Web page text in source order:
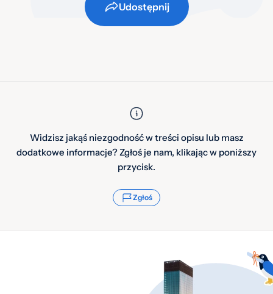
Udostępnij
Widzisz jakąś niezgodność w treści opisu lub masz
dodatkowe informacje? Zgłoś je nam, klikając w poniższy
przycisk.
Zgłoś